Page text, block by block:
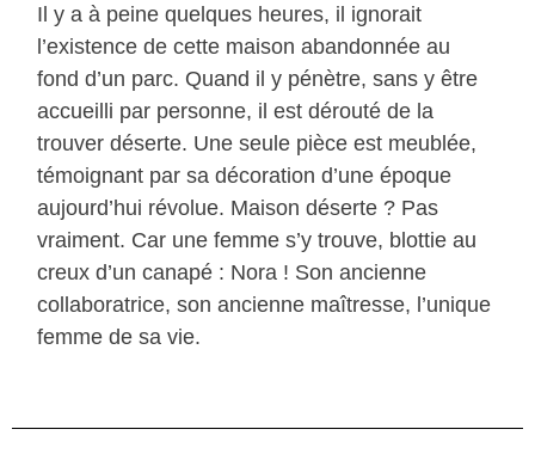
Il y a à peine quelques heures, il ignorait
l’existence de cette maison abandonnée au
fond d’un parc. Quand il y pénètre, sans y être
accueilli par personne, il est dérouté de la
trouver déserte. Une seule pièce est meublée,
témoignant par sa décoration d’une époque
aujourd’hui révolue. Maison déserte ? Pas
vraiment. Car une femme s’y trouve, blottie au
creux d’un canapé : Nora ! Son ancienne
collaboratrice, son ancienne maîtresse, l’unique
femme de sa vie.